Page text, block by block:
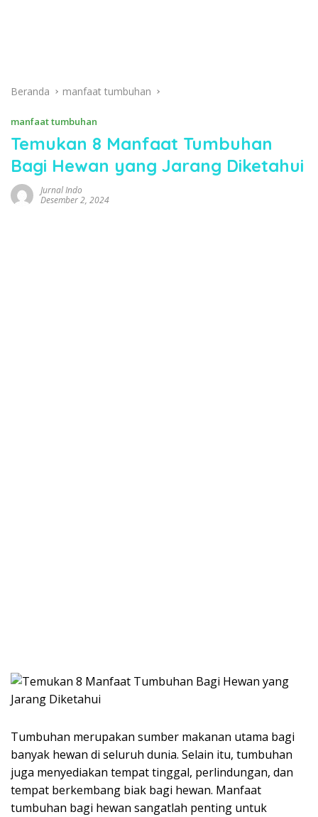
Beranda manfaat tumbuhan
manfaat tumbuhan
Temukan 8 Manfaat Tumbuhan
Bagi Hewan yang Jarang Diketahui
Jurnal Indo
Desember 2, 2024
Tumbuhan merupakan sumber makanan utama bagi
banyak hewan di seluruh dunia. Selain itu, tumbuhan
juga menyediakan tempat tinggal, perlindungan, dan
tempat berkembang biak bagi hewan. Manfaat
tumbuhan bagi hewan sangatlah penting untuk